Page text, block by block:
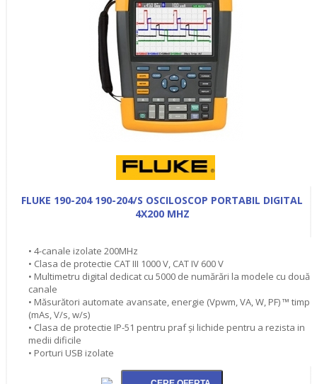
FLUKE 190-204 190-204/S OSCILOSCOP PORTABIL DIGITAL
4X200 MHZ
• 4-canale izolate 200MHz
• Clasa de protectie CAT III 1000 V, CAT IV 600 V
• Multimetru digital dedicat cu 5000 de numărări la modele cu două
canale
• Măsurători automate avansate, energie (Vpwm, VA, W, PF) ™ timp
(mAs, V/s, w/s)
• Clasa de protectie IP-51 pentru praf şi lichide pentru a rezista in
medii dificile
• Porturi USB izolate